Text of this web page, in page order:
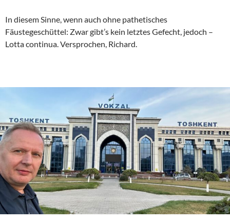
In diesem Sinne, wenn auch ohne pathetisches
Fäustegeschüttel: Zwar gibt’s kein letztes Gefecht, jedoch –
Lotta continua. Versprochen, Richard.